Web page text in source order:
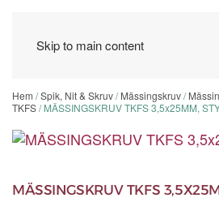
Skip to main content
Hem /Spik, Nit & Skruv/Mässingskruv/
TKFS/ MÄSSINGSKRUV TKFS 3,5x25MM,
MÄSSINGSKRUV TKFS